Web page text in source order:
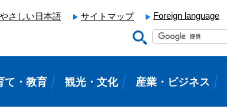
やさしい日本語 サイトマップ Foreign language
て・教育 観光・文化 産業・ビジネス